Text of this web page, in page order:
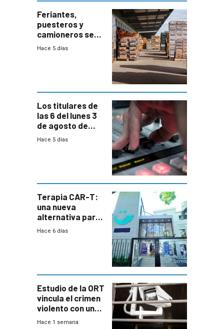
Feriantes,
puesteros y
camioneros se
movilizaron en
Hace 5 días
Los titulares de
las 6 del lunes 3
de agosto de
2026
Hace 5 días
Terapia CAR-T:
una nueva
alternativa para
niños y
Hace 6 días
Estudio de la ORT
vincula el crimen
violento con una
menor creación
Hace 1 semana